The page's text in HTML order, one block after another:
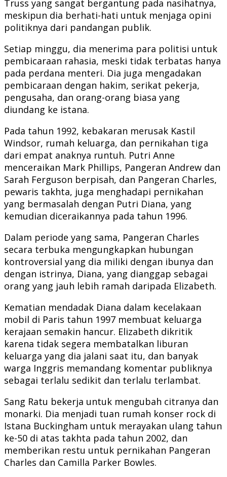
Truss yang sangat bergantung pada nasihatnya,
meskipun dia berhati-hati untuk menjaga opini
politiknya dari pandangan publik.
Setiap minggu, dia menerima para politisi untuk
pembicaraan rahasia, meski tidak terbatas hanya
pada perdana menteri. Dia juga mengadakan
pembicaraan dengan hakim, serikat pekerja,
pengusaha, dan orang-orang biasa yang
diundang ke istana.
Pada tahun 1992, kebakaran merusak Kastil
Windsor, rumah keluarga, dan pernikahan tiga
dari empat anaknya runtuh. Putri Anne
menceraikan Mark Phillips, Pangeran Andrew dan
Sarah Ferguson berpisah, dan Pangeran Charles,
pewaris takhta, juga menghadapi pernikahan
yang bermasalah dengan Putri Diana, yang
kemudian diceraikannya pada tahun 1996.
Dalam periode yang sama, Pangeran Charles
secara terbuka mengungkapkan hubungan
kontroversial yang dia miliki dengan ibunya dan
dengan istrinya, Diana, yang dianggap sebagai
orang yang jauh lebih ramah daripada Elizabeth.
Kematian mendadak Diana dalam kecelakaan
mobil di Paris tahun 1997 membuat keluarga
kerajaan semakin hancur. Elizabeth dikritik
karena tidak segera membatalkan liburan
keluarga yang dia jalani saat itu, dan banyak
warga Inggris memandang komentar publiknya
sebagai terlalu sedikit dan terlalu terlambat.
Sang Ratu bekerja untuk mengubah citranya dan
monarki. Dia menjadi tuan rumah konser rock di
Istana Buckingham untuk merayakan ulang tahun
ke-50 di atas takhta pada tahun 2002, dan
memberikan restu untuk pernikahan Pangeran
Charles dan Camilla Parker Bowles.